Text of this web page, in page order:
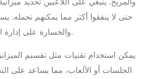
حتى لا ينفقوا أكثر مما يمكنهم تحمله.
والخسارة على إدارة المخاطر بشكل أفضل.
يمكن استخدام تقنيات مثل تقسيم
الجلسات أو الألعاب، مما يساعد على